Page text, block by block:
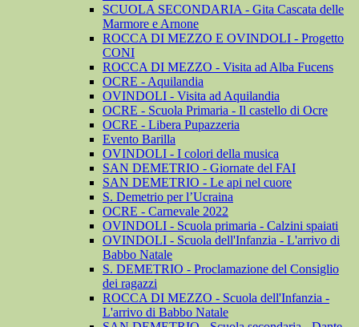
SCUOLA SECONDARIA - Gita Cascata delle
Marmore e Arnone
ROCCA DI MEZZO E OVINDOLI - Progetto
CONI
ROCCA DI MEZZO - Visita ad Alba Fucens
OCRE - Aquilandia
OVINDOLI - Visita ad Aquilandia
OCRE - Scuola Primaria - Il castello di Ocre
OCRE - Libera Pupazzeria
Evento Barilla
OVINDOLI - I colori della musica
SAN DEMETRIO - Giornate del FAI
SAN DEMETRIO - Le api nel cuore
S. Demetrio per l’Ucraina
OCRE - Carnevale 2022
OVINDOLI - Scuola primaria - Calzini spaiati
OVINDOLI - Scuola dell'Infanzia - L'arrivo di
Babbo Natale
S. DEMETRIO - Proclamazione del Consiglio
dei ragazzi
ROCCA DI MEZZO - Scuola dell'Infanzia -
L'arrivo di Babbo Natale